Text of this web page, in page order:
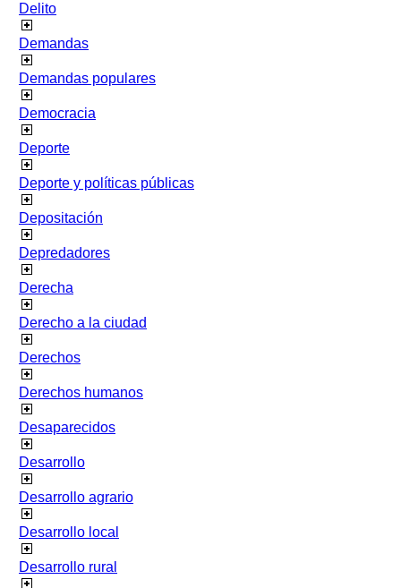
Delito
Demandas
Demandas populares
Democracia
Deporte
Deporte y políticas públicas
Depositación
Depredadores
Derecha
Derecho a la ciudad
Derechos
Derechos humanos
Desaparecidos
Desarrollo
Desarrollo agrario
Desarrollo local
Desarrollo rural